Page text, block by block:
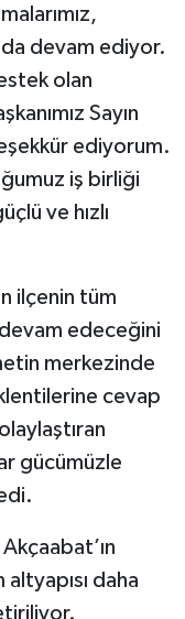
devam ediyor.
olan
Sayın
ediyorum.
iş birliği
ve hızlı
ilçenin tüm
edeceğini
merkezinde
cevap
gücümüzle
daha